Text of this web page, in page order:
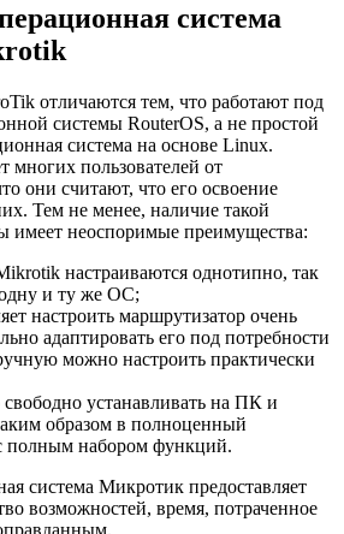
система
отличаются тем, что работают под
системы RouterOS, а не простой
система на основе Linux.
многих пользователей от
они считают, что его освоение
Тем не менее, наличие такой
имеет неоспоримые преимущества:
настраиваются однотипно, так
и ту же ОС;
настроить маршрутизатор очень
адаптировать его под потребности
можно настроить практически
устанавливать на ПК и
образом в полноценный
полным набором функций.
система Микротик предоставляет
возможностей, время, потраченное